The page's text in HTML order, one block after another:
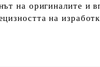
на оригиналите и
на